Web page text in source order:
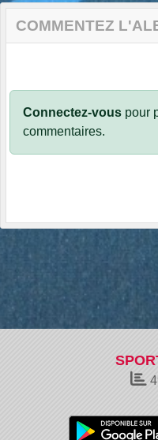
COMMENTEZ
Connectez-vous pour
commentaires.